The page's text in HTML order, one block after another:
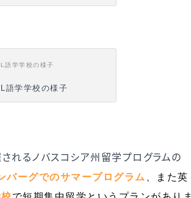
語学学校の様子
されるノバスコシア州留学プログラムの
バーグでのサマープログラム
、また英